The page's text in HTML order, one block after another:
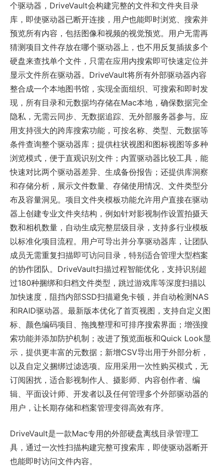
个驱动器，DriveVault会构建完整的文件和文件夹目录
库，即使驱动器已断开连接，用户也能即时浏览、搜索并
预览所有内容，包括图像和视频的视觉预览。用户无需再
猜测项目文件存放在哪个驱动器上，也不用反复插拔多个
硬盘来查找单个文件，只需在应用内搜索即可快速定位并
显示文件所在驱动器。DriveVault将所有外部驱动器内容
整合成一个本地图书馆，实现全面组织、可搜索和即时发
现，所有目录和元数据均存储在Mac本地，确保数据完全
隐私，无需云同步、无数据追踪、无外部服务器参与。应
用支持强大的跨库搜索功能，可按名称、类型、元数据等
条件查询整个驱动器库；提供柱状视图和图标视图等多种
浏览模式，便于直观识别文件；内置驱动器比较工具，能
快速对比两个驱动器差异、生成备份报告；还提供库洞察
和存储分析，展示文件数量、存储使用情况、文件类型分
布及容量洞见。项目文件夹模板功能允许用户直接在驱动
器上创建专业文件夹结构，例如针对影视制作设置拍摄天
数和相机数量，自动生成完整层级目录，支持多行业模板
以标准化项目流程。用户可导出并分享驱动器库，让团队
成员无需重复扫描即可访问目录，特别适合管理大型档案
的协作团队。DriveVault扫描过程智能优化，支持识别超
过180种捆绑和归档文件类型，跳过游戏库等深度扫描以
加快速度，阻挡内部SSD扫描避免卡顿，并自动检测NAS
和RAID驱动器。最新版本优化了首页视图，支持自定义图
标、颜色编码项目、拖拽整理和可排序搜索界面；增强搜
索功能并添加防护机制；改进了预览面板和Quick Look显
示，提供更丰富的元数据；新增CSV导出用于外部分析，
以及自定义捆绑过滤选项。应用采用一次性购买模式，无
订阅困扰，适合影视制作人、摄影师、内容创作者、编
辑、平面设计师、开发者以及任何管理多个外部驱动器的
用户，让长期存储和档案管理变得高效有序。
DriveVault是一款Mac专用的外部硬盘离线目录管理工
具，通过一次性扫描构建完整可搜索库，即使驱动器断开
也能即时访问文件内容。